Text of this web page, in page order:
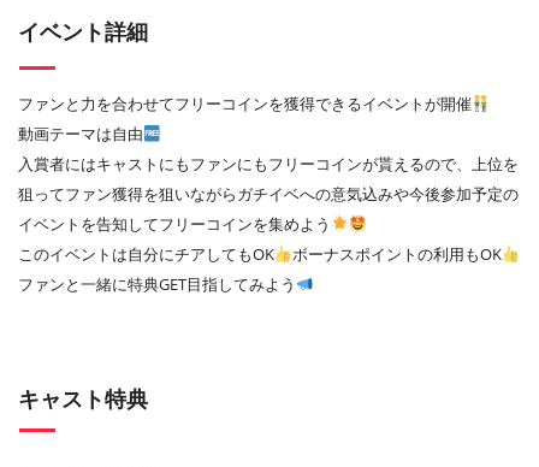
イベント詳細
ファンと力を合わせてフリーコインを獲得できるイベントが開催
動画テーマは自由
入賞者にはキャストにもファンにもフリーコインが貰えるので、上位を
狙ってファン獲得を狙いながらガチイベへの意気込みや今後参加予定の
イベントを告知してフリーコインを集めよう
このイベントは自分にチアしてもOK
ボーナスポイントの利用もOK
ファンと一緒に特典GET目指してみよう
キャスト特典